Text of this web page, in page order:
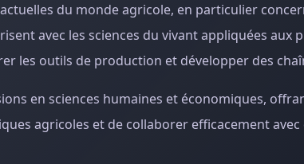
du monde agricole, en particulier
avec les sciences du vivant appliquées
les outils de production et développer des
en sciences humaines et économiques,
agricoles et de collaborer efficacement